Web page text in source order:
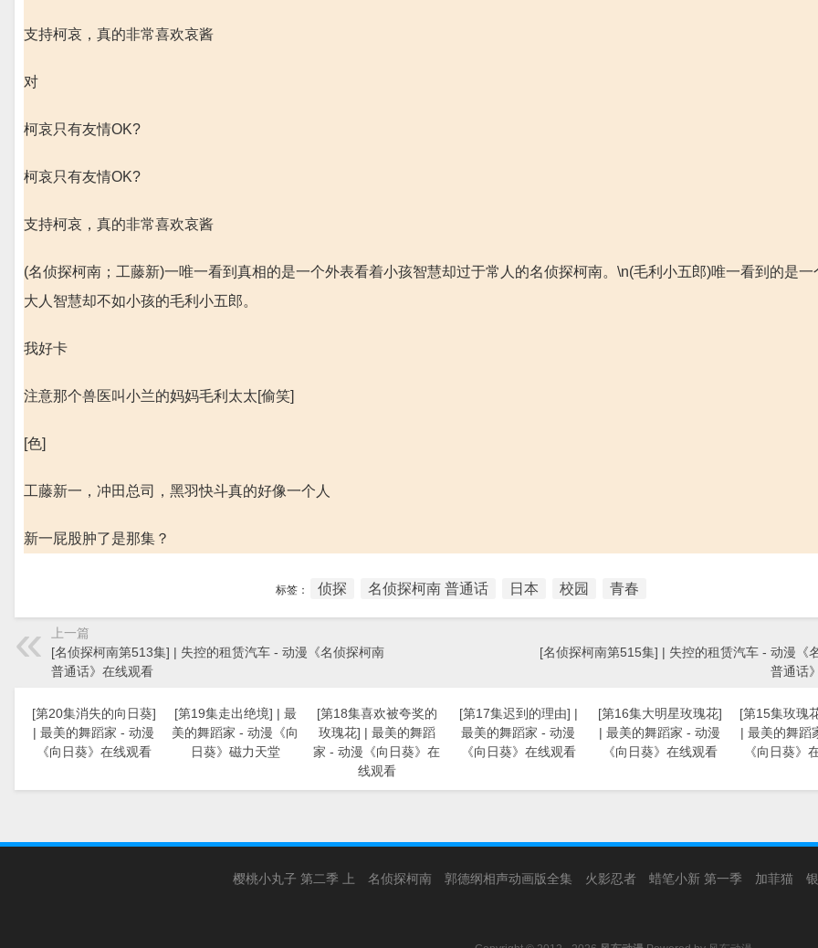
支持柯哀，真的非常喜欢哀酱
对
柯哀只有友情OK?
柯哀只有友情OK?
支持柯哀，真的非常喜欢哀酱
(名侦探柯南；工藤新)一唯一看到真相的是一个外表看着小孩智慧却过于常人的名侦探柯南。\n(毛利小五郎)唯一看到的是一
大人智慧却不如小孩的毛利小五郎。
我好卡
注意那个兽医叫小兰的妈妈毛利太太[偷笑]
[色]
工藤新一，冲田总司，黑羽快斗真的好像一个人
新一屁股肿了是那集？
标签： 侦探 名侦探柯南 普通话 日本 校园 青春
上一篇
[名侦探柯南第513集] | 失控的租赁汽车 - 动漫《名侦探柯南
普通话》在线观看
[名侦探柯南第515集] | 失控的租赁汽车 - 动漫《
普通话
[第20集消失的向日葵]
| 最美的舞蹈家 - 动漫
《向日葵》在线观看
[第19集走出绝境] | 最
美的舞蹈家 - 动漫《向
日葵》磁力天堂
[第18集喜欢被夸奖的
玫瑰花] | 最美的舞蹈
家 - 动漫《向日葵》在
线观看
[第17集迟到的理由] |
最美的舞蹈家 - 动漫
《向日葵》在线观看
[第16集大明星玫瑰花]
| 最美的舞蹈家 - 动漫
《向日葵》在线观看
[第15集玫瑰
| 最美的舞蹈
《向日葵》
樱桃小丸子 第二季 上 名侦探柯南 郭德纲相声动画版全集 火影忍者 蜡笔小新 第一季 加菲猫